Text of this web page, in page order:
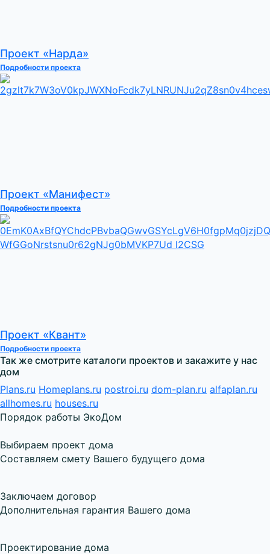
Проект «Нарда»
Подробности проекта
Проект «Манифест»
Подробности проекта
Проект «Квант»
Подробности проекта
Так же смотрите каталоги проектов и закажите у нас
дом
Plans.ru Homeplans.ru postroi.ru dom-plan.ru alfaplan.ru
allhomes.ru houses.ru
Порядок работы ЭкоДом
Выбираем проект дома
Составляем смету Вашего будущего дома
Заключаем договор
Дополнительная гарантия Вашего дома
Проектирование дома